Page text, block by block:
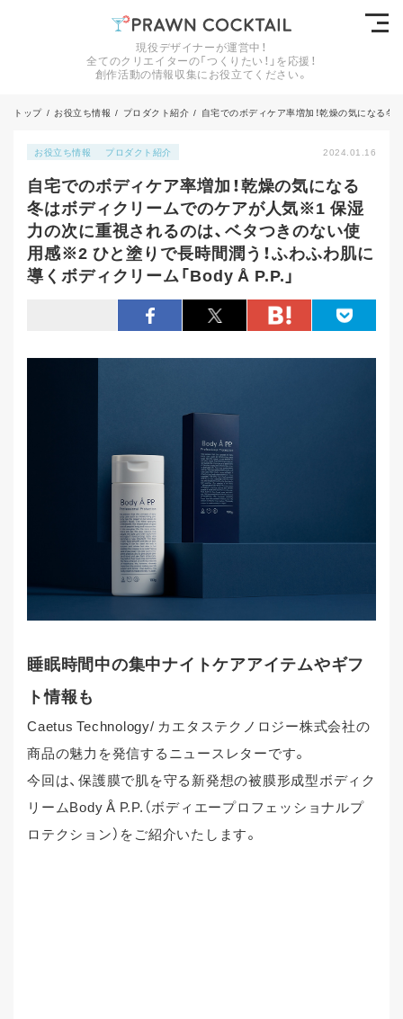
現役デザイナーが運営中！
全てのクリエイターの「つくりたい！」を応援！
創作活動の情報収集にお役立てください。
トップ / お役立ち情報 / プロダクト紹介 / 自宅でのボディケア率増加！乾燥の気になる
お役立ち情報 プロダクト紹介 2024.01.16
自宅でのボディケア率増加！乾燥の気になる
冬はボディクリームでのケアが人気※1 保湿
力の次に重視されるのは、ベタつきのない使
用感※2 ひと塗りで長時間潤う！ふわふわ肌に
導くボディクリーム「Body Å P.P.」
睡眠時間中の集中ナイトケアアイテムやギフ
ト情報も
Caetus Technology/ カエタステクノロジー株式会社の
商品の魅力を発信するニュースレターです。
今回は、保護膜で肌を守る新発想の被膜形成型ボディク
リームBody Å P.P.（ボディエープロフェッショナルプ
ロテクション）をご紹介いたします。